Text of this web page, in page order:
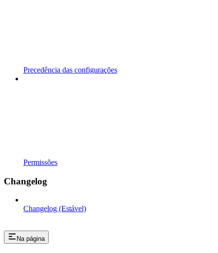
Precedência das configurações
Permissões
Changelog
Changelog (Estável)
Na página